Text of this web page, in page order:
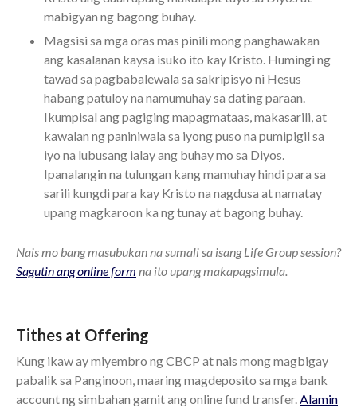
mabigyan ng bagong buhay.
Magsisi sa mga oras mas pinili mong panghawakan
ang kasalanan kaysa isuko ito kay Kristo. Humingi ng
tawad sa pagbabalewala sa sakripisyo ni Hesus
habang patuloy na namumuhay sa dating paraan.
Ikumpisal ang pagiging mapagmataas, makasarili, at
kawalan ng paniniwala sa iyong puso na pumipigil sa
iyo na lubusang ialay ang buhay mo sa Diyos.
Ipanalangin na tulungan kang mamuhay hindi para sa
sarili kungdi para kay Kristo na nagdusa at namatay
upang magkaroon ka ng tunay at bagong buhay.
Nais mo bang masubukan na sumali sa isang Life Group session?
Sagutin ang online form na ito upang makapagsimula.
Tithes at Offering
Kung ikaw ay miyembro ng CBCP at nais mong magbigay
pabalik sa Panginoon, maaring magdeposito sa mga bank
account ng simbahan gamit ang online fund transfer.Alamin